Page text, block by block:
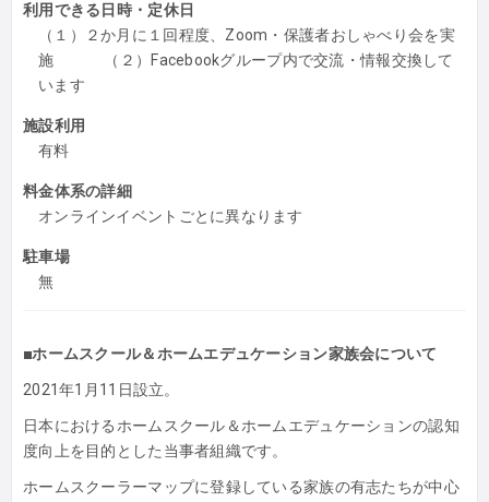
利用できる日時・定休日
（１）２か月に１回程度、Zoom・保護者おしゃべり会を実
施 （２）Facebookグループ内で交流・情報交換して
います
施設利用
有料
料金体系の詳細
オンラインイベントごとに異なります
駐車場
無
■ホームスクール＆ホームエデュケーション家族会について
2021年1月11日設立。
日本におけるホームスクール＆ホームエデュケーションの認知
度向上を目的とした当事者組織です。
ホームスクーラーマップに登録している家族の有志たちが中心